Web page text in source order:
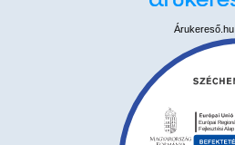
Bejelentkezés e-mail-címmel
Árukereső.hu